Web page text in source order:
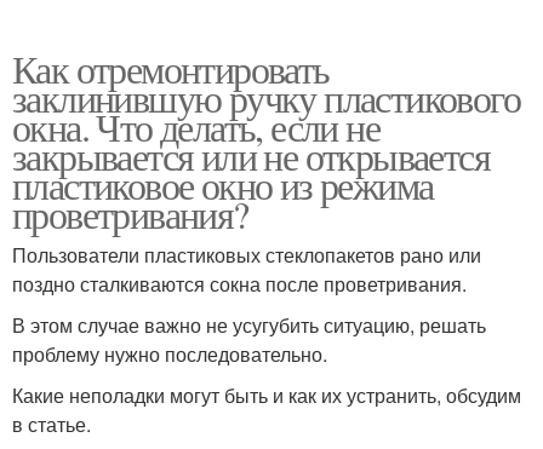
Как отремонтировать
заклинившую ручку пластикового
окна. Что делать, если не
закрывается или не открывается
пластиковое окно из режима
проветривания?
Пользователи пластиковых стеклопакетов рано или
поздно сталкиваются сокна после проветривания.
В этом случае важно не усугубить ситуацию, решать
проблему нужно последовательно.
Какие неполадки могут быть и как их устранить, обсудим
в статье.